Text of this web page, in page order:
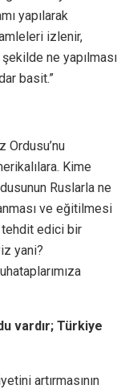
yapılarak
izlenir,
ne yapılması
basit.”
Ordusu’nu
Kime
Ruslarla ne
ve eğitilmesi
tehdit edici bir
yani?
vardır; Türkiye
artırmasının